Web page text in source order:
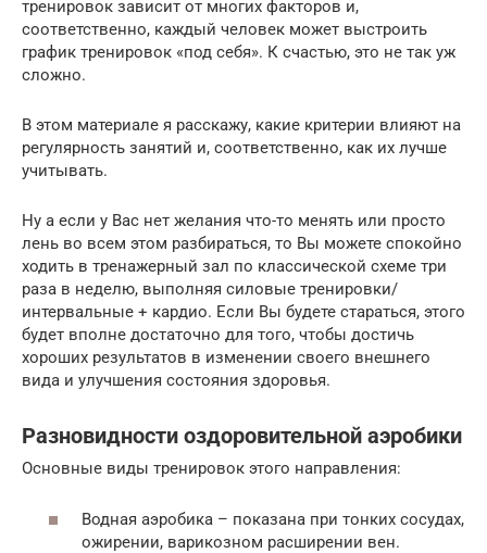
тренировок зависит от многих факторов и,
соответственно, каждый человек может выстроить
график тренировок «под себя». К счастью, это не так уж
сложно.
В этом материале я расскажу, какие критерии влияют на
регулярность занятий и, соответственно, как их лучше
учитывать.
Ну а если у Вас нет желания что-то менять или просто
лень во всем этом разбираться, то Вы можете спокойно
ходить в тренажерный зал по классической схеме три
раза в неделю, выполняя силовые тренировки/
интервальные + кардио. Если Вы будете стараться, этого
будет вполне достаточно для того, чтобы достичь
хороших результатов в изменении своего внешнего
вида и улучшения состояния здоровья.
Разновидности оздоровительной аэробики
Основные виды тренировок этого направления:
Водная аэробика – показана при тонких сосудах,
ожирении, варикозном расширении вен.